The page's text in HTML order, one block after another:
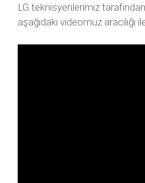
LG teknisyenlerimiz
aşağıdaki videomuz aracılığı